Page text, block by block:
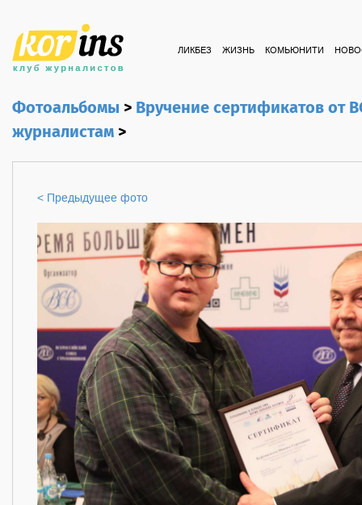
ЛИКБЕЗ ЖИЗНЬ КОМЬЮНИТИ
Фотоальбомы>Вручение сертификатов от
журналистам>
< Предыдущее фото